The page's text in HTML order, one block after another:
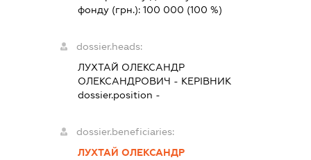
фонду (грн.): 100 000 (100 %)
dossier.heads:
ЛУХТАЙ ОЛЕКСАНДР
ОЛЕКСАНДРОВИЧ - КЕРІВНИК
dossier.position -
dossier.beneficiaries:
ЛУХТАЙ ОЛЕКСАНДР